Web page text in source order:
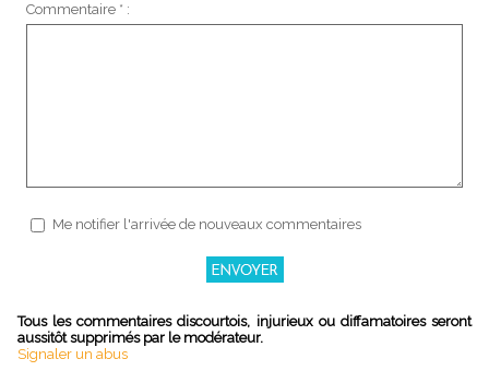
Commentaire * :
Me notifier l'arrivée de nouveaux commentaires
Tous les commentaires discourtois, injurieux ou diffamatoires seront
aussitôt supprimés par le modérateur.
Signaler un abus